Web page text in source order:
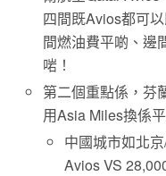
四間既Avios都可
間燃油費平啲、邊
啱！
第二個重點係，芬
用Asia Miles換係
中國城市如北
Avios VS